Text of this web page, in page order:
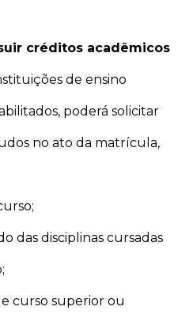
créditos acadêmicos
de ensino
poderá solicitar
no ato da matrícula,
das disciplinas cursadas
curso superior ou